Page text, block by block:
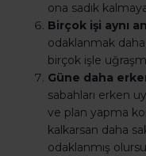
ona sadık
Birçok işi aynı
odaklanmak
birçok işle
Güne daha
sabahları erken
ve plan yapma
kalkarsan daha
odaklanmış